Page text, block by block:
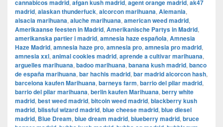
cannabicos madrid, afgan kush madrid, agent orange madrid, ak47
madrid, alaskan thunderfuck, alcorcon marihuana, Alemania,
alsacia marihuana, aluche marihuana, american weed madrid,
Amerikaanse feesten in Madrid, Amerikanische Partys in Madrid,
amerikanska partier i madrid, amnesia haze española, Amnesia
Haze Madrid, amnesia haze pro, amnesia pro, amnesia pro madrid,
amnesia xxl, animal cookies madrid, aprende a cultivar marihuana,
arguelles marihuana, badoo marihuana, banana kush madrid, banco
de españa marihuana, bar hachis madrid, bar madrid alcorcon hash,
barcelona kaufen Marihuana, barneys farm, barrio del pilar madrid,
barrio del pilar marihuana, berlin kaufen Marihuana, berry white
madrid, best weed madrid, bitcoin weed madrid, blackberry kush
madrid, blissful wizard madrid, blue cheese madrid, blue diesel
madrid, Blue Dream, blue dream madrid, blueberry madrid, bruce